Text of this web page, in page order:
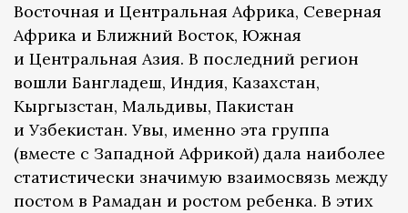
Восточная и Центральная Африка, Северная
Африка и Ближний Восток, Южная
и Центральная Азия. В последний регион
вошли Бангладеш, Индия, Казахстан,
Кыргызстан, Мальдивы, Пакистан
и Узбекистан. Увы, именно эта группа
(вместе с Западной Африкой) дала наиболее
статистически значимую взаимосвязь между
постом в Рамадан и ростом ребенка. В этих